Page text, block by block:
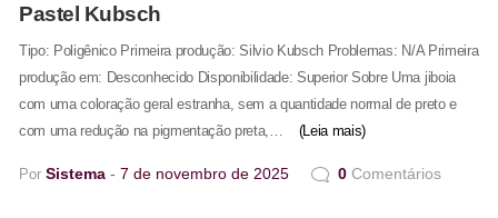
Pastel Kubsch
Tipo: Poligênico Primeira produção: Silvio Kubsch Problemas: N/A Primeira
produção em: Desconhecido Disponibilidade: Superior Sobre Uma jiboia
com uma coloração geral estranha, sem a quantidade normal de preto e
com uma redução na pigmentação preta,…
(Leia mais)
Por Sistema 7 de novembro de 2025 0 Comentários